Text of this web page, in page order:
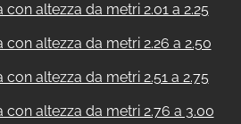
altezza da metri 2.01 a 2.25
altezza da metri 2.26 a 2.50
altezza da metri 2.51 a 2.75
con altezza da metri 2.76 a 3.00